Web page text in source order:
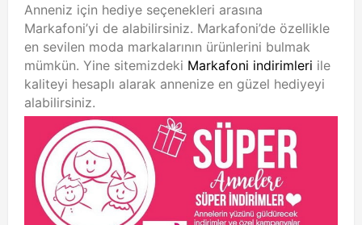
Anneniz için hediye seçenekleri arasına
Markafoni’yi de alabilirsiniz. Markafoni’de özellikle
en sevilen moda markalarının ürünlerini bulmak
mümkün. Yine sitemizdeki Markafoni indirimleri ile
kaliteyi hesaplı alarak annenize en güzel hediyeyi
alabilirsiniz.